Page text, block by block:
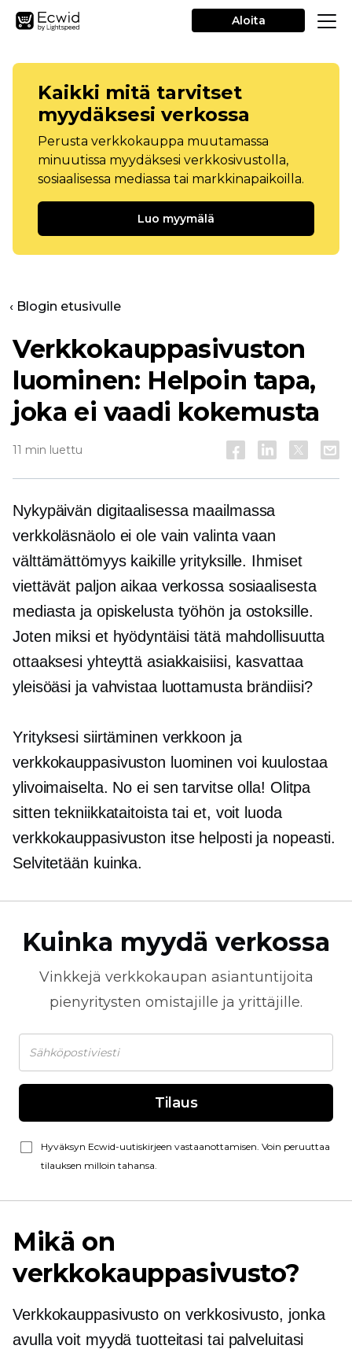
Aloita
Kaikki mitä tarvitset
myydäksesi verkossa
Perusta verkkokauppa muutamassa
minuutissa myydäksesi verkkosivustolla,
sosiaalisessa mediassa tai markkinapaikoilla.
Luo myymälä
‹ Blogin etusivulle
Verkkokauppasivuston
luominen: Helpoin tapa,
joka ei vaadi kokemusta
11 min luettu
Nykypäivän digitaalisessa maailmassa
verkkoläsnäolo ei ole vain valinta vaan
välttämättömyys kaikille yrityksille. Ihmiset
viettävät paljon aikaa verkossa sosiaalisesta
mediasta ja opiskelusta työhön ja ostoksille.
Joten miksi et hyödyntäisi tätä mahdollisuutta
ottaaksesi yhteyttä asiakkaisiisi, kasvattaa
yleisöäsi ja vahvistaa luottamusta brändiisi?
Yrityksesi siirtäminen verkkoon ja
verkkokauppasivuston luominen voi kuulostaa
ylivoimaiselta. No ei sen tarvitse olla! Olitpa
sittentekniikkataitoistatai et, voit luoda
verkkokauppasivuston itse helposti ja nopeasti.
Selvitetään kuinka.
Kuinka myydä verkossa
Vinkkejä verkkokaupan asiantuntijoita
pienyritysten omistajille ja yrittäjille.
Tilaus
Hyväksyn Ecwid-uutiskirjeen vastaanottamisen. Voin peruuttaa
tilauksen milloin tahansa.
Mikä on
verkkokauppasivusto?
Verkkokauppasivusto on verkkosivusto, jonka
avulla voit myydä tuotteitasi tai palveluitasi